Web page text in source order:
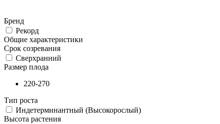
Бренд
Рекорд
Общие характеристики
Срок созревания
Сверхранний
Размер плода
220-270
Тип роста
Индетерминантный (Высокорослый)
Высота растения